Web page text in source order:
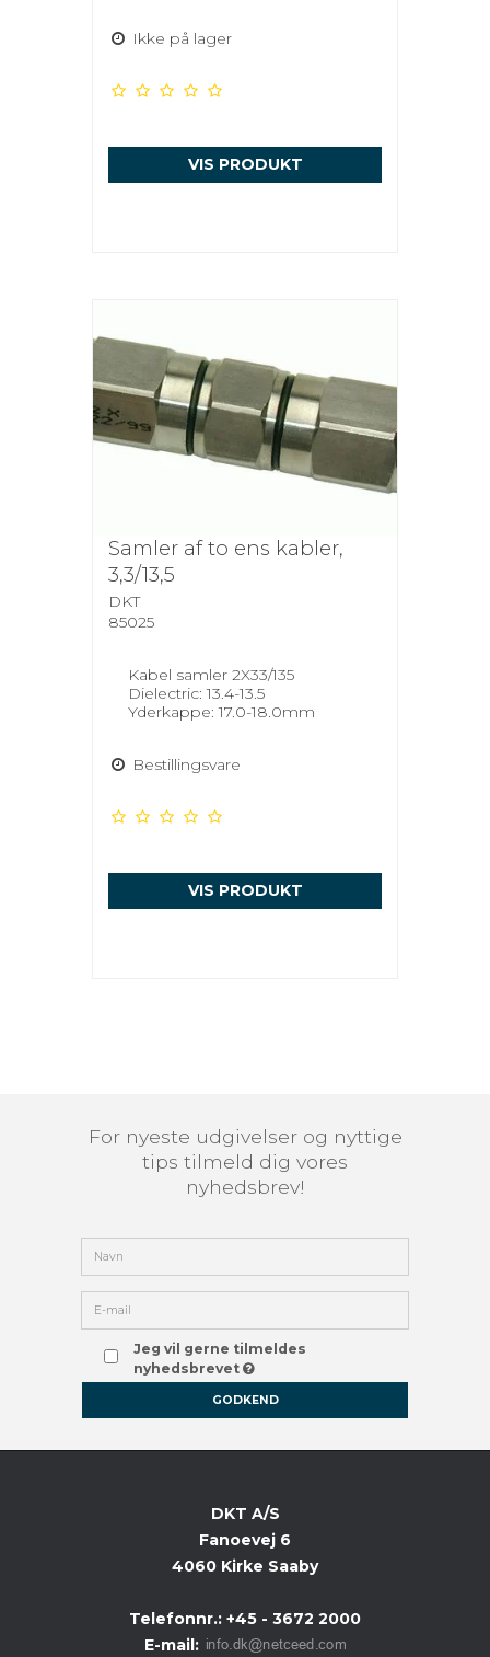
Ikke på lager
VIS PRODUKT
Samler af to ens kabler,
3,3/13,5
DKT
85025
Kabel samler 2X33/135
Dielectric: 13.4-13.5
Yderkappe: 17.0-18.0mm
Bestillingsvare
VIS PRODUKT
For nyeste udgivelser og nyttige
tips tilmeld dig vores
nyhedsbrev!
Jeg vil gerne tilmeldes
nyhedsbrevet
GODKEND
DKT A/S
Fanoevej 6
4060 Kirke Saaby
Telefonnr.: +45 - 3672 2000
E-mail: